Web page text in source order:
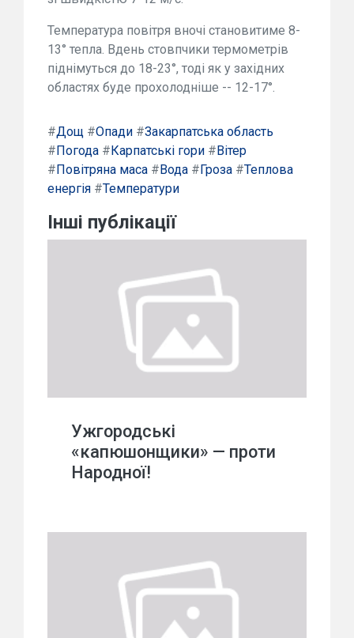
Температура повітря вночі становитиме 8-
13° тепла. Вдень стовпчики термометрів
піднімуться до 18-23°, тоді як у західних
областях буде прохолодніше -- 12-17°.
#Дощ #Опади #Закарпатська область
# Погода # Карпатські гори # Вітер
# Повітряна маса # Вода # Гроза #Теплова
енергія #Температури
Інші публікації
Ужгородські
«капюшонщики» — проти
Народної!